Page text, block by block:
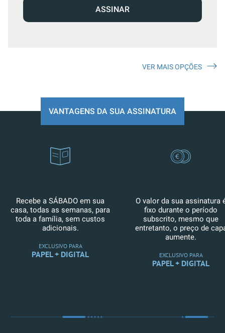
ASSINAR
VER MAIS OPÇÕES
VANTAGENS DA SUA ASSINATURA
Recebe a SÁBADO em sua
casa, todas as semanas, para
toda a família, sem custos
adicionais.
EXCLUSIVO PARA
PAPEL + DIGITAL
O valor da sua assinatura
fixo durante o período
subscrito, mesmo que
entretanto, o preço de
aumente.
EXCLUSIVO PARA
PAPEL + DIGITAL